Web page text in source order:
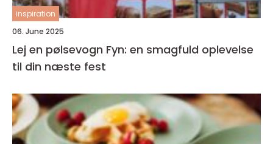
inspiration
06. June 2025
Lej en pølsevogn Fyn: en smagfuld oplevelse
til din næste fest